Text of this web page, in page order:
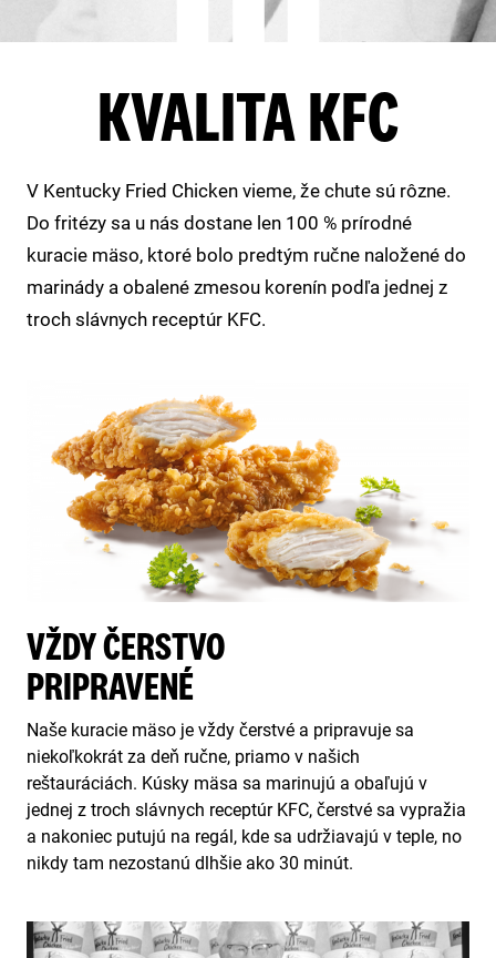
KVALITA KFC
V Kentucky Fried Chicken vieme, že chute sú rôzne.
Do fritézy sa u nás dostane len 100 % prírodné
kuracie mäso, ktoré bolo predtým ručne naložené do
marinády a obalené zmesou korenín podľa jednej z
troch slávnych receptúr KFC.
VŽDY ČERSTVO
PRIPRAVENÉ
Naše kuracie mäso je vždy čerstvé a pripravuje sa
niekoľkokrát za deň ručne, priamo v našich
reštauráciách. Kúsky mäsa sa marinujú a obaľujú v
jednej z troch slávnych receptúr KFC, čerstvé sa vypražia
a nakoniec putujú na regál, kde sa udržiavajú v teple, no
nikdy tam nezostanú dlhšie ako 30 minút.